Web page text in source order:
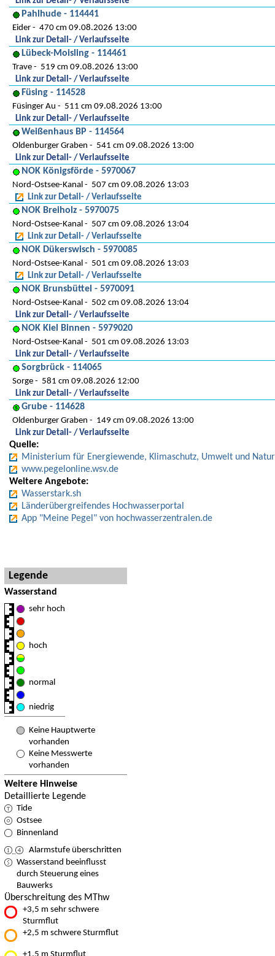
Pahlhude - 114441
Eider
470 cm 09.08.2026 13:00
Link zur Detail- / Verlaufsseite
Lübeck-Moisling - 114461
Trave
519 cm 09.08.2026 13:00
Link zur Detail- / Verlaufsseite
Füsing - 114528
Füsinger Au
511 cm 09.08.2026 13:00
Link zur Detail- / Verlaufsseite
Weißenhaus BP - 114564
Oldenburger Graben
541 cm 09.08.2026 13:00
Link zur Detail- / Verlaufsseite
NOK Königsförde - 5970067
Nord-Ostsee-Kanal
507 cm 09.08.2026 13:03
Link zur Detail- / Verlaufsseite
NOK Breiholz - 5970075
Nord-Ostsee-Kanal
507 cm 09.08.2026 13:04
Link zur Detail- / Verlaufsseite
NOK Dükerswisch - 5970085
Nord-Ostsee-Kanal
501 cm 09.08.2026 13:03
Link zur Detail- / Verlaufsseite
NOK Brunsbüttel - 5970091
Nord-Ostsee-Kanal
502 cm 09.08.2026 13:04
Link zur Detail- / Verlaufsseite
NOK Kiel Binnen - 5979020
Nord-Ostsee-Kanal
501 cm 09.08.2026 13:03
Link zur Detail- / Verlaufsseite
Sorgbrück - 114065
Sorge
581 cm 09.08.2026 12:00
Link zur Detail- / Verlaufsseite
Grube - 114628
Oldenburger Graben
149 cm 09.08.2026 13:00
Link zur Detail- / Verlaufsseite
Quelle:
Ministerium für Energiewende, Klimaschutz, Umwelt und Natur
www.pegelonline.wsv.de
Weitere Angebote:
Wasserstark.sh
Länderübergreifendes Hochwasserportal
App "Meine Pegel" von hochwasserzentralen.de
Legende
Wasserstand
sehr hoch
hoch
normal
niedrig
Keine Hauptwerte
vorhanden
Keine Messwerte
vorhanden
Weitere Hinweise
Detaillierte Legende
Tide
Ostsee
Binnenland
Alarmstufe überschritten
Wasserstand beeinflusst
durch Steuerung eines
Bauwerks
Überschreitung des MThw
+3,5 m sehr schwere
Sturmflut
+2,5 m schwere Sturmflut